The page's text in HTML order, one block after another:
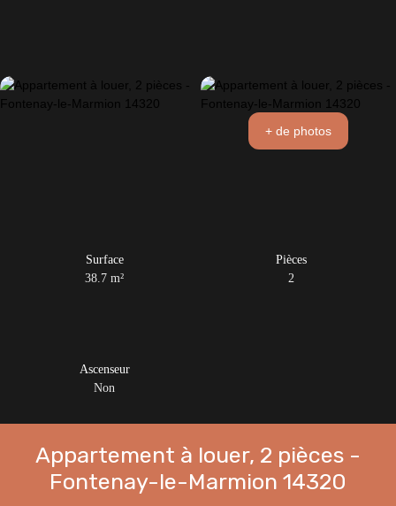
+ de photos
Surface
38.7m²
Pièces
2
Ascenseur
Non
Appartement à louer, 2 pièces -
Fontenay-le-Marmion 14320